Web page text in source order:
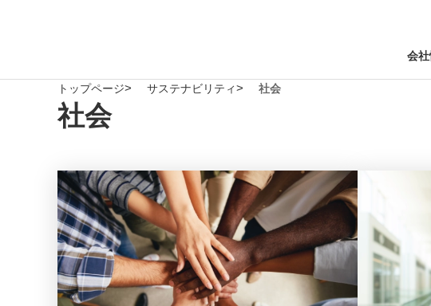
会
トップページ サステナビリティ 社会
社会